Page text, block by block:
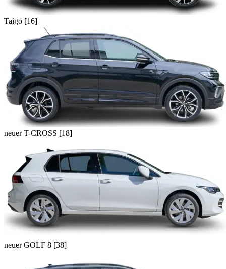
Taigo [16]
neuer T-CROSS [18]
neuer GOLF 8 [38]